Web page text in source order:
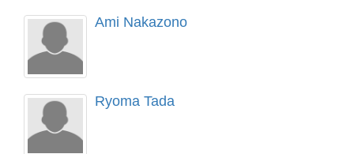
Ami Nakazono
Ryoma Tada